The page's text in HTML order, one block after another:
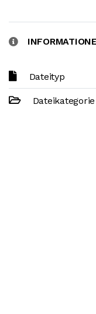
Dateityp
Dateikategorie